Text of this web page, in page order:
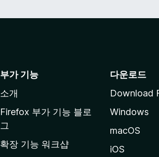
부가 기능
소개
Firefox 부가 기능 블로
그
확장 기능 워크샵
다운로드
Download
Windows
macOS
iOS